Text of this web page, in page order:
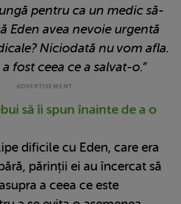
pentru ca un medic să-
Eden avea nevoie urgentă
Niciodată nu vom afla.
fost ceea ce a salvat-o.”
să îi spun înainte de a o
dificile cu Eden, care era
părinții ei au încercat să
a ceea ce este